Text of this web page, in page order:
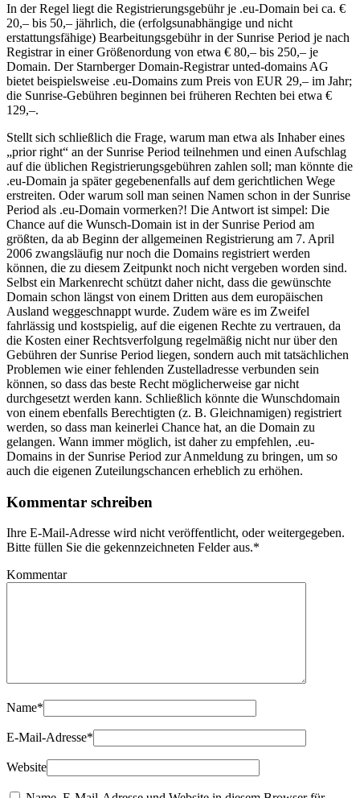
In der Regel liegt die Registrierungsgebühr je .eu-Domain bei ca. €
20,– bis 50,– jährlich, die (erfolgsunabhängige und nicht
erstattungsfähige) Bearbeitungsgebühr in der Sunrise Period je nach
Registrar in einer Größenordung von etwa € 80,– bis 250,– je
Domain. Der Starnberger Domain-Registrar unted-domains AG
bietet beispielsweise .eu-Domains zum Preis von EUR 29,– im Jahr;
die Sunrise-Gebühren beginnen bei früheren Rechten bei etwa €
129,–.
Stellt sich schließlich die Frage, warum man etwa als Inhaber eines
„prior right“ an der Sunrise Period teilnehmen und einen Aufschlag
auf die üblichen Registrierungsgebühren zahlen soll; man könnte die
.eu-Domain ja später gegebenenfalls auf dem gerichtlichen Wege
erstreiten. Oder warum soll man seinen Namen schon in der Sunrise
Period als .eu-Domain vormerken?! Die Antwort ist simpel: Die
Chance auf die Wunsch-Domain ist in der Sunrise Period am
größten, da ab Beginn der allgemeinen Registrierung am 7. April
2006 zwangsläufig nur noch die Domains registriert werden
können, die zu diesem Zeitpunkt noch nicht vergeben worden sind.
Selbst ein Markenrecht schützt daher nicht, dass die gewünschte
Domain schon längst von einem Dritten aus dem europäischen
Ausland weggeschnappt wurde. Zudem wäre es im Zweifel
fahrlässig und kostspielig, auf die eigenen Rechte zu vertrauen, da
die Kosten einer Rechtsverfolgung regelmäßig nicht nur über den
Gebühren der Sunrise Period liegen, sondern auch mit tatsächlichen
Problemen wie einer fehlenden Zustelladresse verbunden sein
können, so dass das beste Recht möglicherweise gar nicht
durchgesetzt werden kann. Schließlich könnte die Wunschdomain
von einem ebenfalls Berechtigten (z. B. Gleichnamigen) registriert
werden, so dass man keinerlei Chance hat, an die Domain zu
gelangen. Wann immer möglich, ist daher zu empfehlen, .eu-
Domains in der Sunrise Period zur Anmeldung zu bringen, um so
auch die eigenen Zuteilungschancen erheblich zu erhöhen.
Kommentar schreiben
Ihre E-Mail-Adresse wird nicht veröffentlicht, oder weitergegeben.
Bitte füllen Sie die gekennzeichneten Felder aus.*
Kommentar
Name*
E-Mail-Adresse*
Website